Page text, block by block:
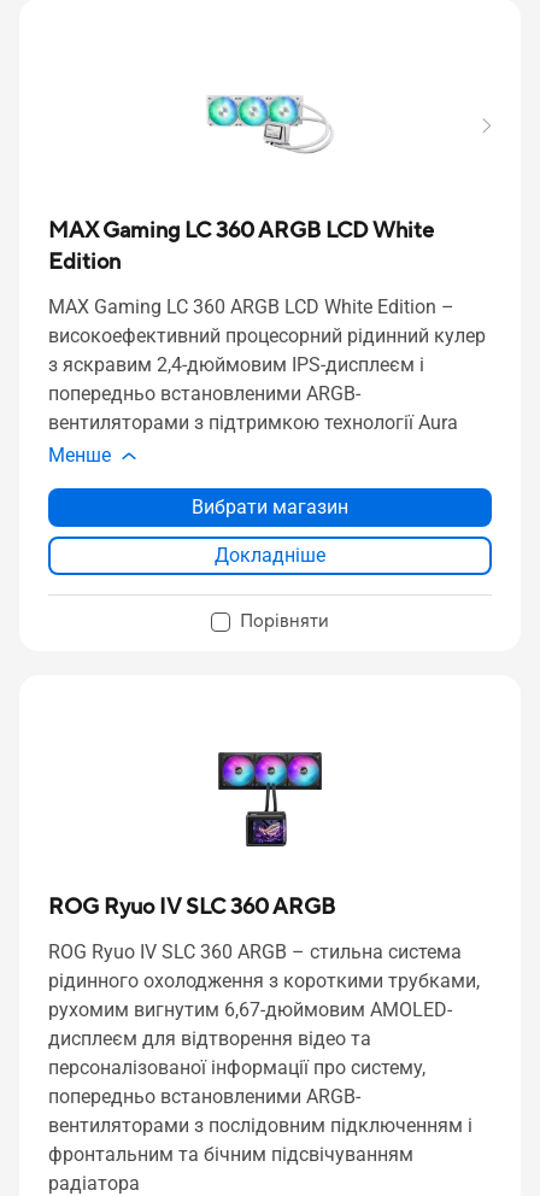
MAX Gaming LC 360 ARGB LCD White
Edition
MAX Gaming LC 360 ARGB LCD White Edition –
високоефективний процесорний рідинний кулер
з яскравим 2,4-дюймовим IPS-дисплеєм і
попередньо встановленими ARGB-
вентиляторами з підтримкою технології Aura
Менше
Вибрати магазин
Докладніше
Порівняти
ROG Ryuo IV SLC 360 ARGB
ROG Ryuo IV SLC 360 ARGB – стильна система
рідинного охолодження з короткими трубками,
рухомим вигнутим 6,67-дюймовим AMOLED-
дисплеєм для відтворення відео та
персоналізованої інформації про систему,
попередньо встановленими ARGB-
вентиляторами з послідовним підключенням і
фронтальним та бічним підсвічуванням
радіатора